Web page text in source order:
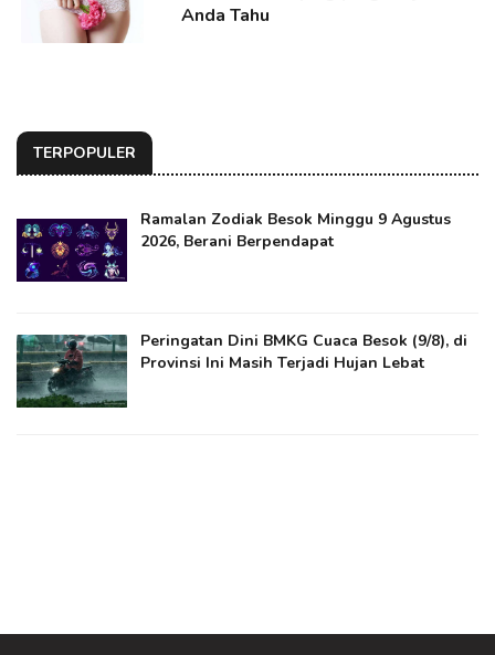
Anda Tahu
TERPOPULER
Ramalan Zodiak Besok Minggu 9 Agustus
2026, Berani Berpendapat
Peringatan Dini BMKG Cuaca Besok (9/8), di
Provinsi Ini Masih Terjadi Hujan Lebat